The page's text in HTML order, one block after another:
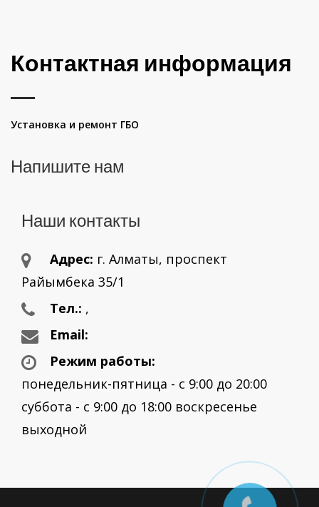
Контактная информация
Установка и ремонт ГБО
Напишите нам
Наши контакты
Адрес: г. Aлматы, проспект
Райымбека 35/1
Тел.: ,
Email:
Режим работы:
понедельник-пятница - с 9:00 до 20:00
суббота - с 9:00 до 18:00 воскресенье
выходной